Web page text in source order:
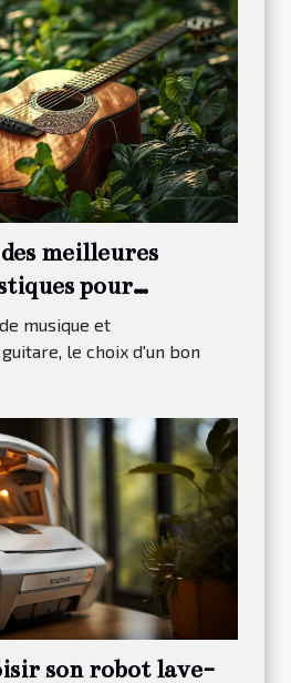
meilleures
pour
musique et
le choix d'un bon
son robot lave-